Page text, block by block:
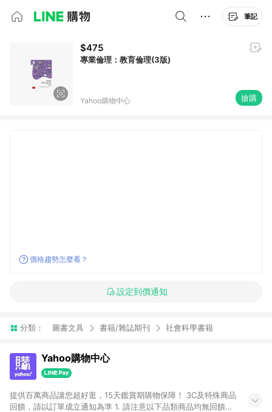
筆記
$475
專業倫理：教育倫理(3版)
Yahoo購物中心 搶購
價格趨勢怎麼看？
設定到價通知
分類： 圖書文具 書籍/雜誌期刊 社會科學書籍
Yahoo購物中心
提供百萬商品讓您超好逛，15天鑑賞期購物保障！ 3C及特殊商品
回饋，請以訂單成立通知為準 1. 請注意以下品類商品均無回饋：